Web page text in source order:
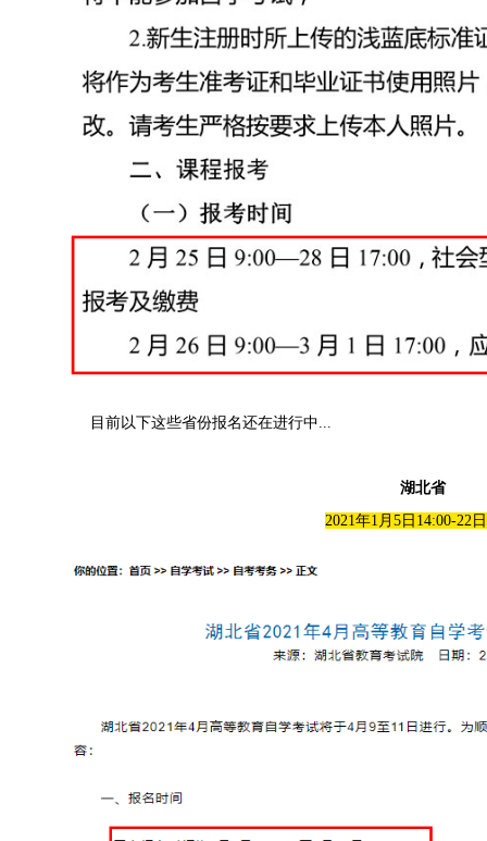
目前以下这些省份报名还在进行中...
湖北省
2021年1月5日14:00-22